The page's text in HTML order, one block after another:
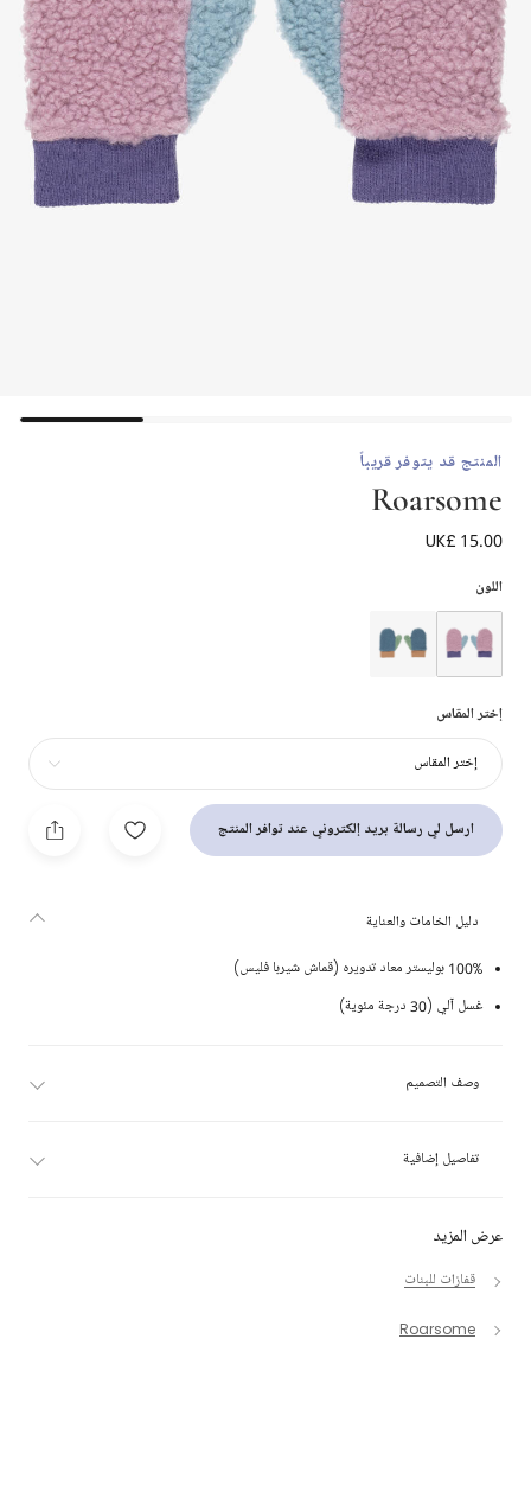
المنتج قد يتوفر قريباً
Roarsome
قفازات شيربا فليس لون بنفسجي ليلاك للأطفال الرضع
UK£ 15.00
اللون
إختر المقاس
إختر المقاس
ارسل لي رسالة بريد إلكتروني عند توافر المنتج
عرض المزيد
قفازات للبنات
Roarsome
دليل الخامات والعناية
100% بوليستر معاد تدويره (قماش شيربا فليس)
غسل آلي (30 درجة مئوية)
وصف التصميم
تفاصيل إضافية